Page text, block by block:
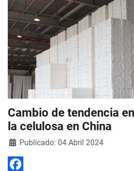
Cambio de tendencia
la celulosa en China
DetallesPublicado: 04 Abril 2024